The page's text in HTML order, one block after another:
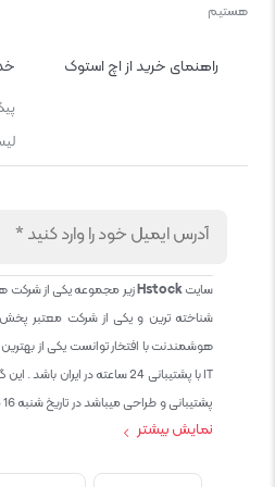
هستیم
راهنمای خرید از اچ استوک
سایتHstockزیر مجموعه یکی از شرکت
هوشمندنت با افتخار توانست یکی از
نمایش بیشتر